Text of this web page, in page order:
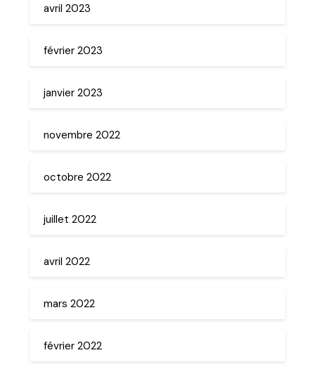
avril 2023
février 2023
janvier 2023
novembre 2022
octobre 2022
juillet 2022
avril 2022
mars 2022
février 2022